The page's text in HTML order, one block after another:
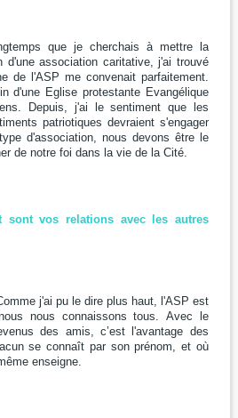
que je cherchais à mettre la
d'une association caritative, j'ai trouvé
de l'ASP me convenait parfaitement.
d'une Eglise protestante Evangélique
Depuis, j'ai le sentiment que les
patriotiques devraient s'engager
d'association, nous devons être le
de notre foi dans la vie de la Cité.
sont vos relations avec les autres
j'ai pu le dire plus haut, l'ASP est
nous connaissons tous. Avec le
des amis, c’est l'avantage des
se connaît par son prénom, et où
enseigne.